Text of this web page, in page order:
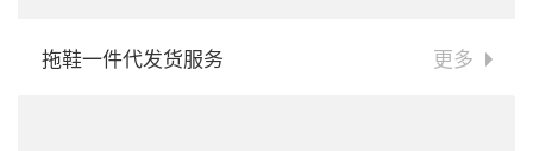
拖鞋一件代发货服务 更多